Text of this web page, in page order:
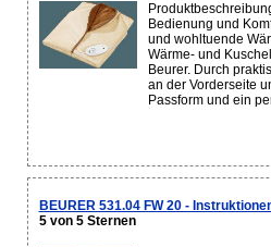
Bedienung und
und wohltuende
Wärme- und
Beurer. Durch
an der Vorderseite
Passform und ein
BEURER 531.04 FW 20 -
5 von 5 Sternen